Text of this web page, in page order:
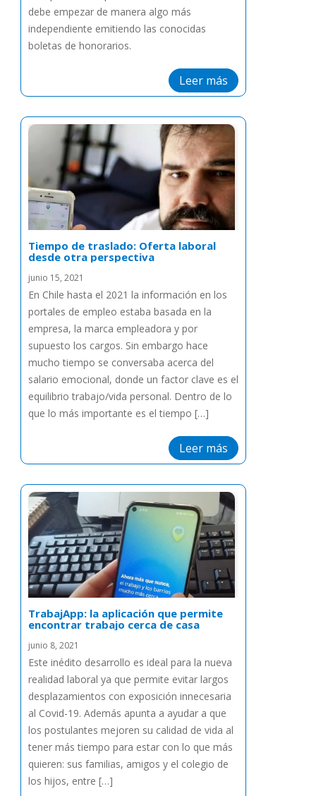
debe empezar de manera algo más
independiente emitiendo las conocidas
boletas de honorarios.
Leer más
Tiempo de traslado: Oferta laboral
desde otra perspectiva
junio 15, 2021
En Chile hasta el 2021 la información en los
portales de empleo estaba basada en la
empresa, la marca empleadora y por
supuesto los cargos. Sin embargo hace
mucho tiempo se conversaba acerca del
salario emocional, donde un factor clave es el
equilibrio trabajo/vida personal. Dentro de lo
que lo más importante es el tiempo […]
Leer más
TrabajApp: la aplicación que permite
encontrar trabajo cerca de casa
junio 8, 2021
Este inédito desarrollo es ideal para la nueva
realidad laboral ya que permite evitar largos
desplazamientos con exposición innecesaria
al Covid-19. Además apunta a ayudar a que
los postulantes mejoren su calidad de vida al
tener más tiempo para estar con lo que más
quieren: sus familias, amigos y el colegio de
los hijos, entre […]